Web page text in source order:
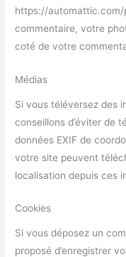
https://automattic.com/
commentaire, votre
coté de votre
Médias
Si vous téléversez des
conseillons d’éviter de
données EXIF de
votre site peuvent
localisation depuis ces
Cookies
Si vous déposez un
proposé d’enregistrer